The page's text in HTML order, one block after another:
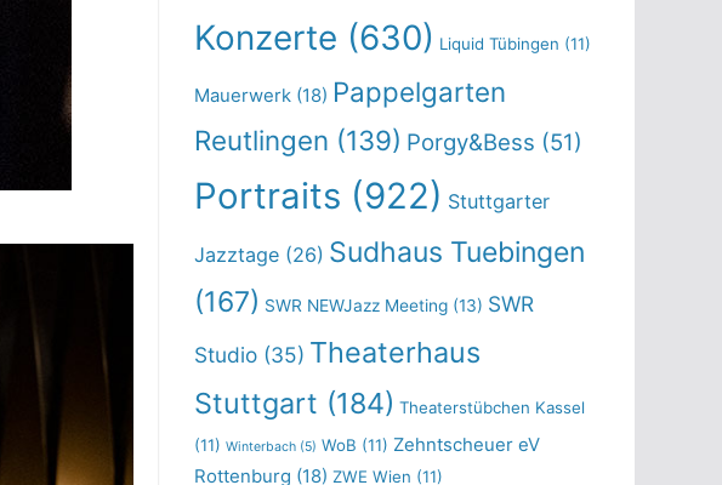
Konzerte (630) Liquid Tübingen (11)
Mauerwerk (18) Pappelgarten
Reutlingen (139) Porgy&Bess (51)
Portraits (922) Stuttgarter
Jazztage (26) Sudhaus Tuebingen
(167) SWR NEWJazz Meeting (13) SWR
Studio (35) Theaterhaus
Stuttgart (184) Theaterstübchen Kassel
(11) Winterbach (5) WoB (11) Zehntscheuer eV
Rottenburg (18) ZWE Wien (11)